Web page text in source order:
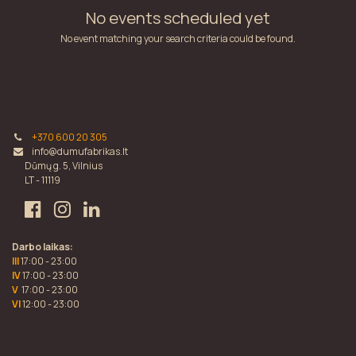
No events scheduled yet
No event matching your search criteria could be found.
+370 600 20 305
info@dumufabrikas.lt
Dūmų g. 5, Vilnius
LT - 11119
Darbo laikas:
III17:00 - 23:00
IV17:00 - 23:00
V 17:00 - 23:00
VI12:00 - 23:00